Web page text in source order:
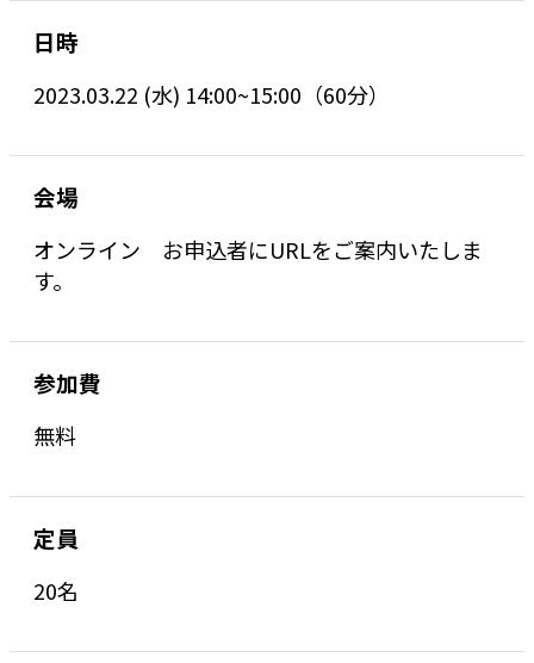
日時
2023.03.22 (水) 14:00~15:00（60分）
会場
オンライン お申込者にURLをご案内いたしま
す。
参加費
無料
定員
20名